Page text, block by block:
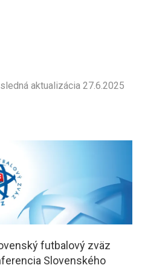
aktualizácia 27.6.2025
futbalový zväz
Slovenského